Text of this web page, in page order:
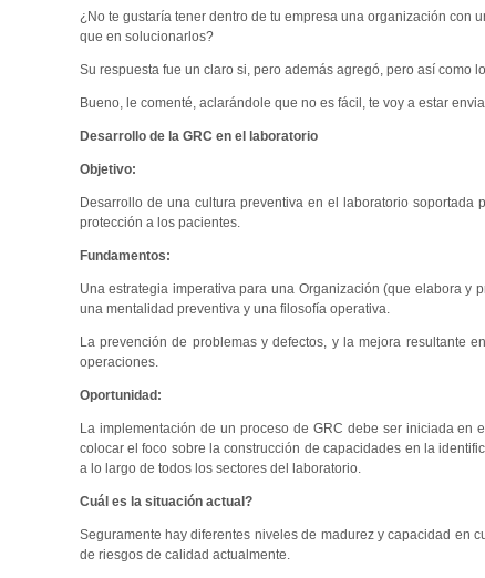
¿No te gustaría tener dentro de tu empresa una organización con
que en solucionarlos?
Su respuesta fue un claro si, pero además agregó, pero así como
Bueno, le comenté, aclarándole que no es fácil, te voy a estar
Desarrollo de la GRC en el laboratorio
Objetivo:
Desarrollo de una cultura preventiva en el laboratorio
protección a los pacientes.
Fundamentos:
Una estrategia imperativa para una Organización (que elabora
una mentalidad preventiva y una filosofía operativa.
La prevención de problemas y defectos, y la mejora resultante
operaciones.
Oportunidad:
La implementación de un proceso de GRC debe ser iniciada
colocar el foco sobre la construcción de capacidades en la
a lo largo de todos los sectores del laboratorio.
Cuál es la situación actual?
Seguramente hay diferentes niveles de madurez y capacidad en
de riesgos de calidad actualmente.